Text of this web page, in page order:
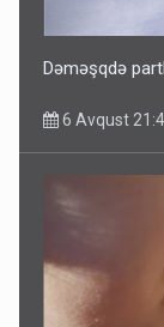
Dəməşqdə
6 Avqust